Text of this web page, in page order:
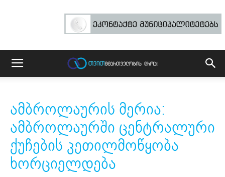
ამბროლაურის მერია:
ამბროლაურში ცენტრალური
ქუჩების კეთილმოწყობა
ხორციელდება